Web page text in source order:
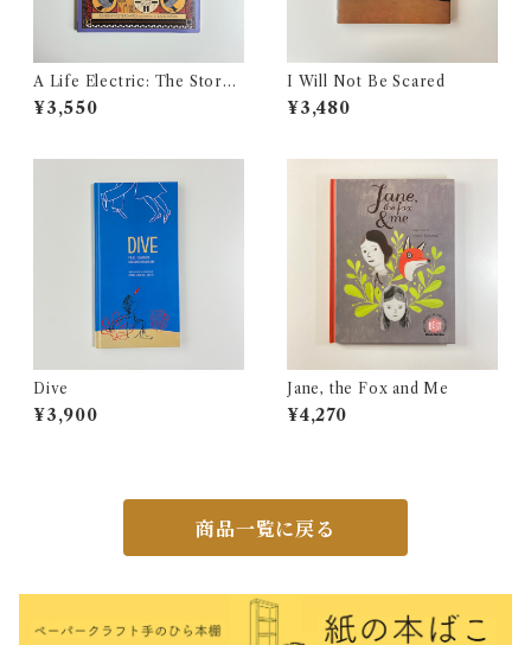
A Life Electric: The Story
of Nikola Tesla
¥3,550
I Will Not Be Scared
¥3,480
Dive
¥3,900
Jane, the Fox and Me
¥4,270
商品一覧に戻る